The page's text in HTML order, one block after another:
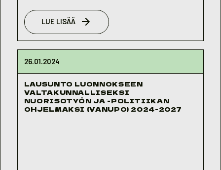
LUE LISÄÄ
26.01.2024
LAUSUNTO LUONNOKSEEN
VALTAKUNNALLISEKSI
NUORISOTYÖN JA -POLITIIKAN
OHJELMAKSI (VANUPO) 2024-2027